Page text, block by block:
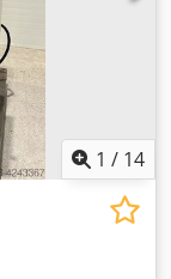
1 / 14